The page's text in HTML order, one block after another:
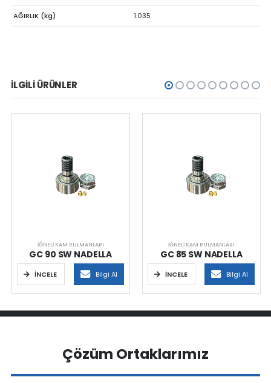
AĞIRLIK (kg) 1.035
İLGILI ÜRÜNLER
İĞNELI KAM RULMANLARI
GC 90 SW NADELLA
İNCELE Bilgi Al
İĞNELI KAM RULMANLARI
GC 85 SW NADELLA
İNCELE Bilgi Al
Çözüm Ortaklarımız